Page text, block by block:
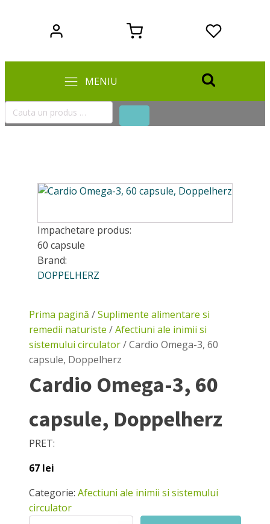
MENIU
Cauta
produs
Impachetare produs:
60 capsule
Brand:
DOPPELHERZ
Prima pagină /Suplimente alimentare si
remedii naturiste /Afectiuni ale inimii si
sistemului circulator/ Cardio Omega-3, 60
capsule, Doppelherz
Cardio Omega-3, 60
capsule, Doppelherz
PRET:
67 lei
Categorie: Afectiuni ale inimii si sistemului
circulator